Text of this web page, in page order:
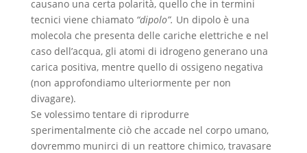
causano una certa polarità, quello che in termini
tecnici viene chiamato“dipolo”. Un dipolo è una
molecola che presenta delle cariche elettriche e nel
caso dell’acqua, gli atomi di idrogeno generano una
carica positiva, mentre quello di ossigeno negativa
(non approfondiamo ulteriormente per non
divagare).
Se volessimo tentare di riprodurre
sperimentalmente ciò che accade nel corpo umano,
dovremmo munirci di un reattore chimico, travasare